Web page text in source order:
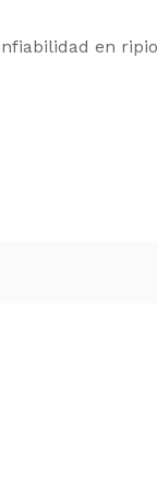
en